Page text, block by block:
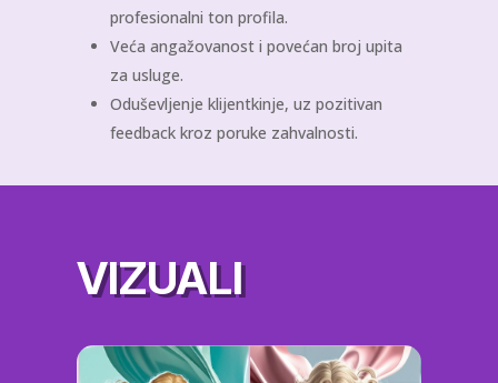
profesionalni ton profila.
Veća angažovanost i povećan broj upita
za usluge.
Oduševljenje klijentkinje, uz pozitivan
feedback kroz poruke zahvalnosti.
VIZUALI